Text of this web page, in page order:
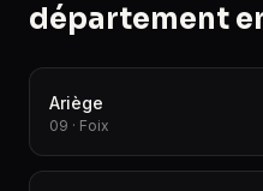
département
Ariège
09 · Foix